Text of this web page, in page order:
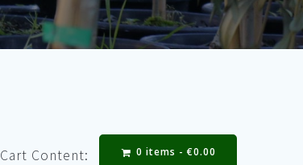
Cart Content: 0 items - €0.00